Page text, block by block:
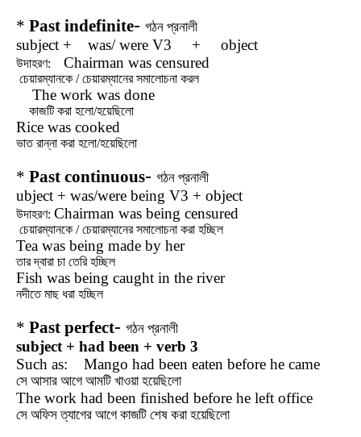
* Past indefinite- গঠন প্রনালী
subject + was/ were V3 + object
উদাহরণ: Chairman was censured
চেয়ারম্যানকে / চেয়ারম্যানের সমালোচনা করল
The work was done
কাজটি করা হলো/হয়েছিলো
Rice was cooked
ভাত রান্না করা হলো/হয়েছিলো
* Past continuous- গঠন প্রনালী
ubject + was/were being V3 + object
উদাহরণ: Chairman was being censured
চেয়ারম্যানকে / চেয়ারম্যানের সমালোচনা করা হচ্ছিল
Tea was being made by her
তার দ্বারা চা তেরি হচ্ছিল
Fish was being caught in the river
নদীতে মাছ ধরা হচ্ছিল
* Past perfect- গঠন প্রনালী
subject + had been + verb 3
Such as: Mango had been eaten before he came
সে আসার আগে আমটি খাওয়া হয়েছিলো
The work had been finished before he left office
সে অফিস ত্যাগের আগে কাজটি শেষ করা হয়েছিলো